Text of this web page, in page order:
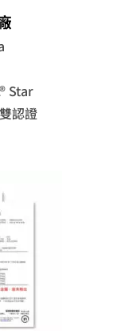
Star
認證